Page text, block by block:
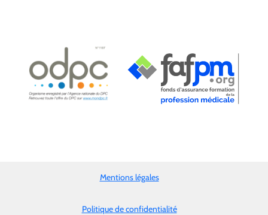
Mentions légales
Politique de confidentialité